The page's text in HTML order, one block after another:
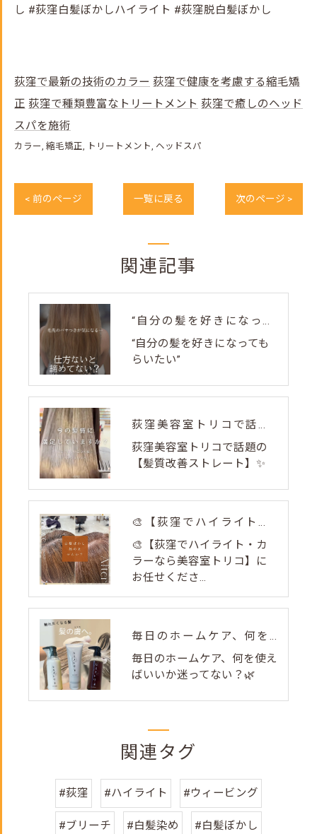
し #荻窪白髪ぼかしハイライト #荻窪脱白髪ぼかし
荻窪で最新の技術のカラー 荻窪で健康を考慮する縮毛矯
正 荻窪で種類豊富なトリートメント 荻窪で癒しのヘッド
スパを施術
カラー 縮毛矯正 トリートメント ヘッドスパ
< 前のページ 一覧に戻る 次のページ >
関連記事
“自分の髪を好きになってもらいたい”
“自分の髪を好きになっても
らいたい”
荻窪美容室トリコで話題の【髪質改善ストレート】✨
荻窪美容室トリコで話題の
【髪質改善ストレート】✨
🎨【荻窪でハイライト・カラーなら美容室トリコ】にお任せくださ...
🎨【荻窪でハイライト・カ
ラーなら美容室トリコ】に
お任せくださ...
毎日のホームケア、何を使えばいいか迷ってない？🌿
毎日のホームケア、何を使え
ばいいか迷ってない？🌿
関連タグ
#荻窪 #ハイライト #ウィービング
#ブリーチ #白髪染め #白髪ぼかし